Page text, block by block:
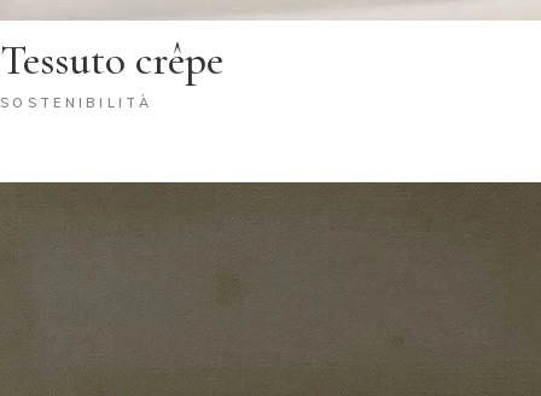
Tessuto crêpe
SOSTENIBILITÀ